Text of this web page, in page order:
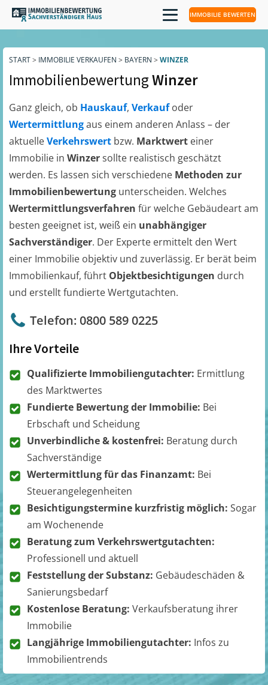
IMMOBILIE BEWERTEN
START> IMMOBILIE VERKAUFEN > BAYERN > WINZER
ImmobilienbewertungWinzer
Ganz gleich, ob Hauskauf, Verkaufoder
Wertermittlungaus einem anderen Anlass – der
aktuelleVerkehrswert bzw. Marktwert einer
Immobilie in Winzersollte realistisch geschätzt
werden. Es lassen sich verschiedene Methoden zur
Immobilienbewertung unterscheiden. Welches
Wertermittlungsverfahren für welche Gebäudeart am
besten geeignet ist, weiß ein unabhängiger
Sachverständiger. Der Experte ermittelt den Wert
einer Immobilie objektiv und zuverlässig. Er berät beim
Immobilienkauf, führt Objektbesichtigungen durch
und erstellt fundierte Wertgutachten.
Telefon: 0800 589 0225
Ihre Vorteile
Qualifizierte Immobiliengutachter: Ermittlung
des Marktwertes
Fundierte Bewertung der Immobilie: Bei
Erbschaft und Scheidung
Unverbindliche & kostenfrei: Beratung durch
Sachverständige
Wertermittlung für das Finanzamt: Bei
Steuerangelegenheiten
Besichtigungstermine kurzfristig möglich: Sogar
am Wochenende
Beratung zum Verkehrswertgutachten:
Professionell und aktuell
Feststellung der Substanz: Gebäudeschäden &
Sanierungsbedarf
Kostenlose Beratung: Verkaufsberatung ihrer
Immobilie
Langjährige Immobiliengutachter: Infos zu
Immobilientrends